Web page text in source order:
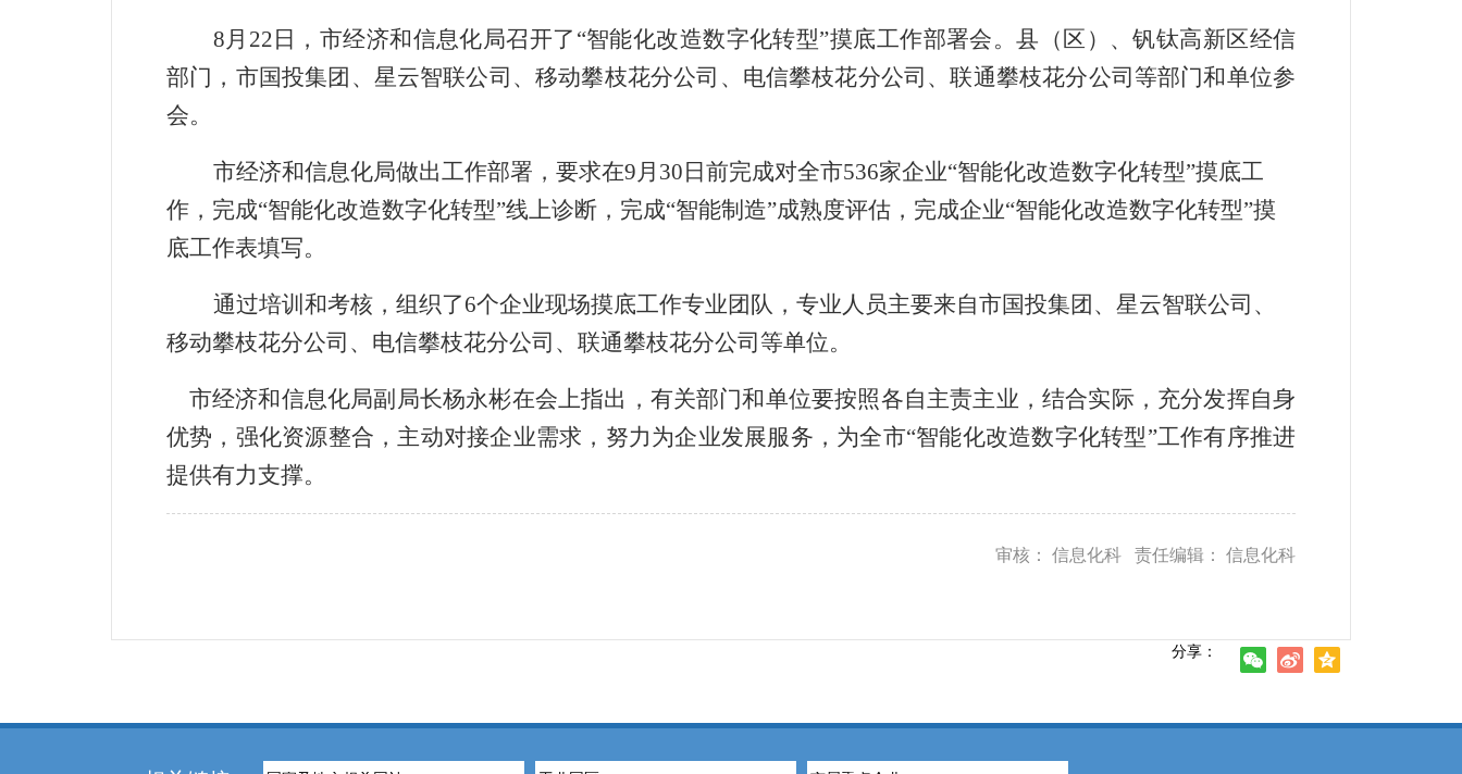
8月 22 日，市经济和信息化局召开了 “智能化改造数字化转型”摸底工作部署会。县（区）、钒钛高新区经信
部门，市国投集团、星云智联公司、移动攀枝花分公司、电信攀枝花分公司、联通攀枝花分公司等部门和单位参
会。
市经济和信息化局做出工作部署，要求在9月 30 日前完成对全市536家企业“智能化改造数字化转型”摸底工
作，完成“智能化改造数字化转型”线上诊断，完成“智能制造”成熟度评估，完成企业“智能化改造数字化转型”摸
底工作表填写。
通过培训和考核，组织了6个企业现场摸底工作专业团队，专业人员主要来自市国投集团、星云智联公司、
移动攀枝花分公司、电信攀枝花分公司、联通攀枝花分公司等单位。
市经济和信息化局副局长杨永彬在会上指出，有关部门和单位要按照各自主责主业，结合实际，充分发挥自身
优势，强化资源整合，主动对接企业需求，努力为企业发展服务，为全市“智能化改造数字化转型”工作有序推进
提供有力支撑。
审核： 信息化科 责任编辑： 信息化科
分享：